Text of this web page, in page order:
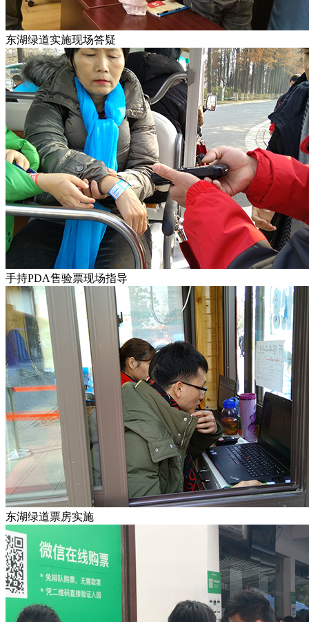
东湖绿道实施现场答疑
手持PDA售验票现场指导
东湖绿道票房实施